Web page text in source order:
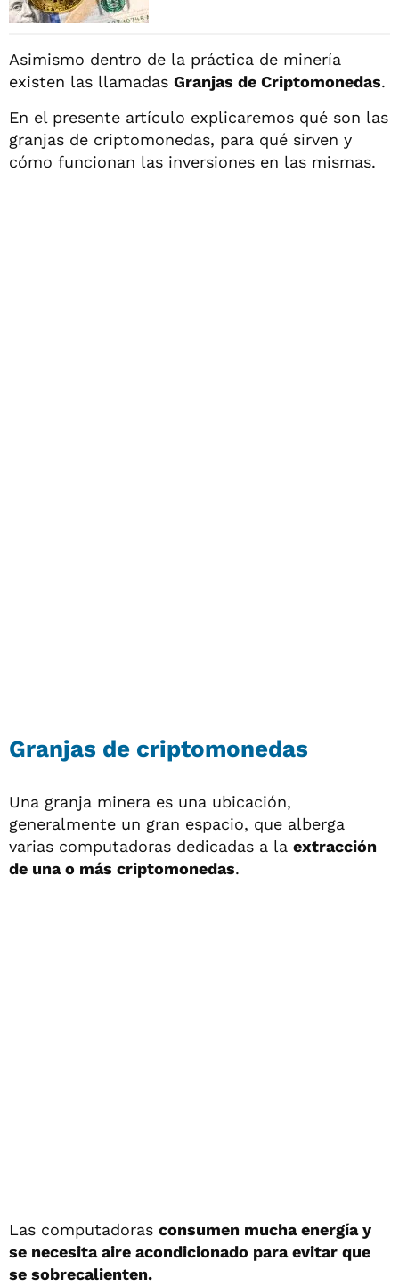
Asimismo dentro de la práctica de minería
existen las llamadas Granjas de Criptomonedas.
En el presente artículo explicaremos qué son las
granjas de criptomonedas, para qué sirven y
cómo funcionan las inversiones en las mismas.
Granjas de criptomonedas
Una granja minera es una ubicación,
generalmente un gran espacio, que alberga
varias computadoras dedicadas a la extracción
de una o más criptomonedas.
Las computadoras consumen mucha energía y
se necesita aire acondicionado para evitar que
se sobrecalienten.